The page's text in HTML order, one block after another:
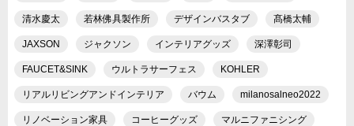
清水慶太 若林佛具製作所 デザインバスタブ 髙橋太輔
JAXSON ジャクソン インテリアグッズ 深澤彰司
FAUCET&SINK ウルトラサーフェス KOHLER
リアルリビングアンドインテリア バウム milanosalneo2022
リノベーション家具 コーヒーグッズ マルニファニシング